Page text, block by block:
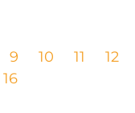
9 10 11
12
16